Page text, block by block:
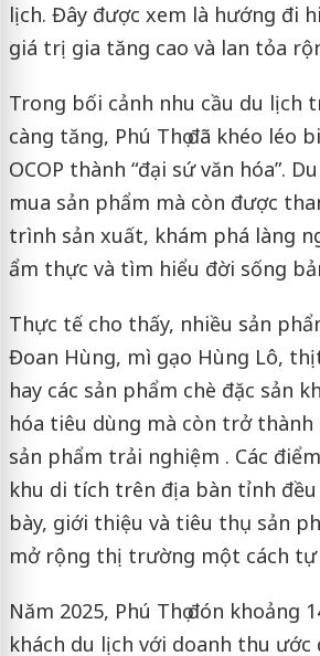
lịch. Đây được xem là hướng đi
giá trị gia tăng cao và lan tỏa
Trong bối cảnh nhu cầu du lịch
càng tăng, Phú Thọ đã khéo léo
OCOP thành “đại sứ văn hóa”.
mua sản phẩm mà còn được
trình sản xuất, khám phá làng
ẩm thực và tìm hiểu đời sống
Thực tế cho thấy, nhiều sản
Đoan Hùng, mì gạo Hùng Lô,
hay các sản phẩm chè đặc sản
hóa tiêu dùng mà còn trở thành
sản phẩm trải nghiệm . Các
khu di tích trên địa bàn tỉnh
bày, giới thiệu và tiêu thụ sản
mở rộng thị trường một cách tự
Năm 2025, Phú Thọ đón khoảng
khách du lịch với doanh thu ước